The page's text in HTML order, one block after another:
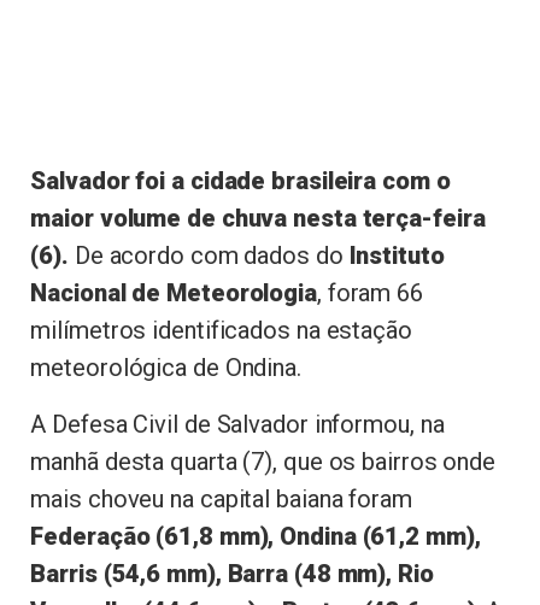
Salvador foi a cidade brasileira com o
maior volume de chuva nesta terça-feira
(6). De acordo com dados do Instituto
Nacional de Meteorologia, foram 66
milímetros identificados na estação
meteorológica de Ondina.
A Defesa Civil de Salvador informou, na
manhã desta quarta (7), que os bairros onde
mais choveu na capital baiana foram
Federação (61,8 mm), Ondina (61,2 mm),
Barris (54,6 mm), Barra (48 mm), Rio